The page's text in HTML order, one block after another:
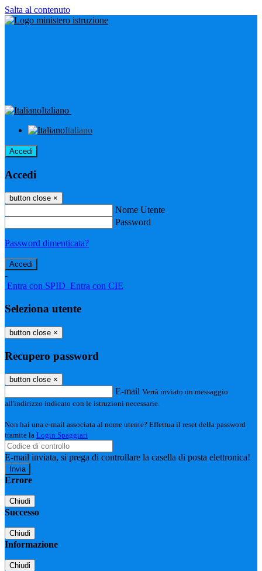
Salta al contenuto
Italiano
Italiano
Accedi
Accedi
button close ×
Nome Utente
Password
Password dimenticata?
-
Entra con SPID Entra con CIE
Seleziona utente
button close ×
Recupero password
button close ×
E-mail Verrà inviato un messaggio
all'indirizzo indicato con le istruzioni necessarie.
Non hai una e-mail associata al nome utente? Effettua il reset della password
tramite la Login Spaggiari
E-mail inviata, si prega di controllare la casella di posta elettronica!
Errore
Chiudi
Successo
Chiudi
Informazione
Chiudi